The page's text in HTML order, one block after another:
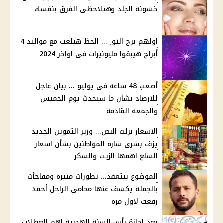
خشونة الجلد وهتلاحظى الفرق بنفسك
اولهم برج الثور ... الحظ هيلعب مع مواليد 4
أبراج هيبقوا مليونيرات فى اواخر 2024
أصعب 48 ساعة فى يوليو ... بيان عاجل
للارصاد بشأن ما سيحدث يوم الخميس
والجمعة القادمة
الاسعار نزلت النص... وزير التموين الجديد
يزف بشرى ساره المواطنين بشأن اسعار
السلع اهمها الزيت والسكر
الموضوع بيتعقد... تطورات مثيرة ومفاجأت
بالجملة يكشف عنها محامي الراحل أحمد
رفعت لاول مره